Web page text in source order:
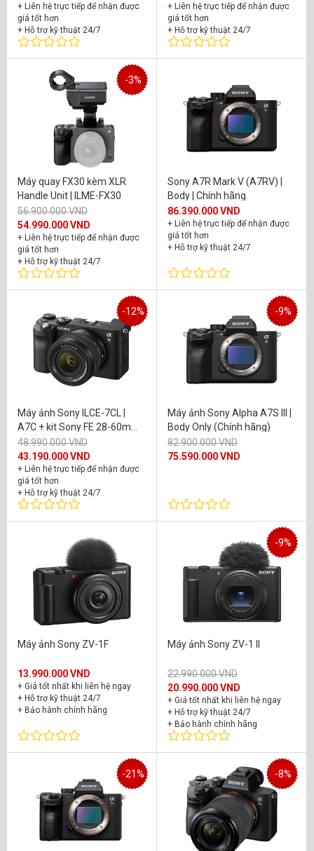
+ Liên hệ trực tiếp để nhận được
giá tốt hơn
+ Hỗ trợ kỹ thuật 24/7
+ Bảo hành chính hãng 24 tháng
+ Liên hệ trực tiếp để nhận được
giá tốt hơn
+ Hỗ trợ kỹ thuật 24/7
+ Bảo hành chính hãng 24 tháng
-3%
Máy quay FX30 kèm XLR
Handle Unit | ILME-FX30
56.900.000 VND
54.990.000 VND
+ Liên hệ trực tiếp để nhận được
giá tốt hơn
+ Hỗ trợ kỹ thuật 24/7
+ Bảo hành chính hãng 24 tháng
Sony A7R Mark V (A7RV) |
Body | Chính hãng
86.390.000 VND
+ Liên hệ trực tiếp để nhận được
giá tốt hơn
+ Hỗ trợ kỹ thuật 24/7
-12%
Máy ảnh Sony ILCE-7CL |
A7C + kit Sony FE 28-60mm
F4-5.6
48.990.000 VND
43.190.000 VND
+ Liên hệ trực tiếp để nhận được
giá tốt hơn
+ Hỗ trợ kỹ thuật 24/7
+ Bảo hành chính hãng 24 tháng
-9%
Máy ảnh Sony Alpha A7S III |
Body Only (Chính hãng)
82.900.000 VND
75.590.000 VND
Máy ảnh Sony ZV-1F
13.990.000 VND
+ Giá tốt nhất khi liên hệ ngay
+ Hỗ trợ kỹ thuật 24/7
+ Bảo hành chính hãng
-9%
Máy ảnh Sony ZV-1 II
22.990.000 VND
20.990.000 VND
+ Giá tốt nhất khi liên hệ ngay
+ Hỗ trợ kỹ thuật 24/7
+ Bảo hành chính hãng
-21% -8%